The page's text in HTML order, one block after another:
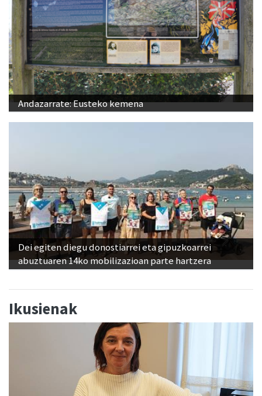
Andazarrate: Eusteko kemena
Dei egiten diegu donostiarrei eta gipuzkoarrei
abuztuaren 14ko mobilizazioan parte hartzera
Ikusienak